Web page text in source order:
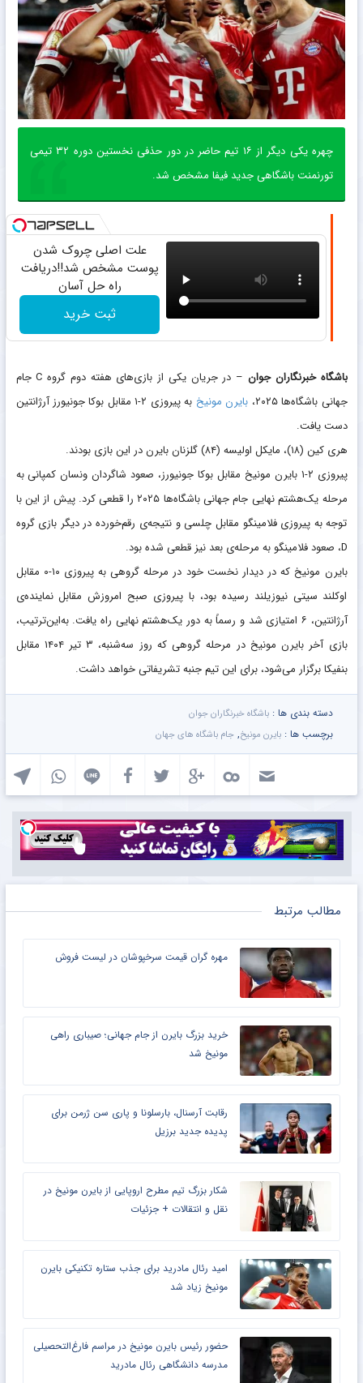
چهره‌ یکی دیگر از ۱۶ تیم حاضر در دور حذفی نخستین دوره‌ ۳۲ تیمی
تورنمنت باشگاهی جدید فیفا مشخص شد.
علت اصلی چروک شدن
پوست مشخص شد!!دریافت
راه حل آسان
ثبت خرید
باشگاه خبرنگاران جوان
– در جریان یکی از بازی‌های هفته‌ دوم گروه C جام
جهانی باشگاه‌ها ۲۰۲۵،
بایرن مونیخ
به پیروزی ۲-۱ مقابل بوکا جونیورز آرژانتین
دست یافت.
هری کین (۱۸)، مایکل اولیسه (۸۴) گلزنان بایرن در این بازی بودند.
پیروزی ۲-۱ بایرن مونیخ مقابل بوکا جونیورز، صعود شاگردان ونسان کمپانی به
مرحله‌ یک‌هشتم نهایی جام جهانی باشگاه‌ها ۲۰۲۵ را قطعی کرد. پیش از این با
توجه به پیروزی فلامینگو مقابل چلسی و نتیجه‌ی رقم‌خورده در دیگر بازی گروه
D، صعود فلامینگو به مرحله‌ی بعد نیز قطعی شده بود.
بایرن مونیخ که در دیدار نخست خود در مرحله‌ گروهی به پیروزی ۱۰-۰ مقابل
اوکلند سیتی نیوزیلند رسیده بود، با پیروزی صبح امروزش مقابل نماینده‌ی
آرژانتین، ۶ امتیازی شد و رسماً به دور یک‌هشتم نهایی راه یافت. به‌این‌ترتیب،
بازی آخر بایرن مونیخ در مرحله‌ گروهی که روز سه‌شنبه، ۳ تیر ۱۴۰۴ مقابل
بنفیکا برگزار می‌شود، برای این تیم جنبه‌ تشریفاتی خواهد داشت.
دسته بندی ها : باشگاه خبرنگاران جوان
برچسب ها : بایرن مونیخ, جام باشگاه های جهان
مطالب مرتبط
مهره گران قیمت سرخپوشان در لیست فروش
خرید بزرگ بایرن از جام جهانی؛ صیباری راهی
مونیخ شد
رقابت آرسنال، بارسلونا و پاری سن ژرمن برای
پدیده جدید برزیل
شکار بزرگ تیم مطرح اروپایی از بایرن مونیخ در
نقل و انتقالات + جزئیات
امید رئال مادرید برای جذب ستاره تکنیکی بایرن
مونیخ زیاد شد
حضور رئیس بایرن مونیخ در مراسم فارغ‌التحصیلی
مدرسه دانشگاهی رئال مادرید